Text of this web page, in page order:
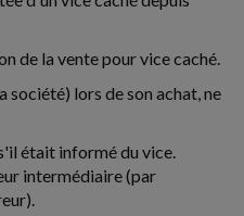
de la vente pour vice caché.
société) lors de son achat, ne
était informé du vice.
intermédiaire (par